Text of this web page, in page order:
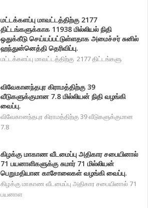
மட்டக்களப்பு மாவட்டத்திற்கு 2177
திட்டங்களுக்காக 11938 மில்லியல் நிதி
ஒதுக்கீடு செய்யப்பட்டுள்ளதாக அமைச்சர் சுனில்
ஹந்துன்னெத்தி தெரிவிப்பு.
மட்டக்களப்பு மாவட்டத்திற்கு 2177 திட்டங்களு
விவேகானந்தபுர கிராமத்திற்கு 39
வீடுகளுக்குமான 7.8 மில்லியன் நிதி வழங்கி
வைப்பு.
விவேகானந்தபுர கிராமத்திற்கு 39 வீடுகளுக்குமான
7.8
கிழக்கு மாகாண வீடமைப்பு அதிகார சபையினால்
71 பயனாளிகளுக்கு சுமார் 71 மில்லியன்
பெறுமதியான காசோலைகள் வழங்கி வைப்பு.
கிழக்கு மாகாண வீடமைப்பு அதிகார சபையினால் 71
பயனாள